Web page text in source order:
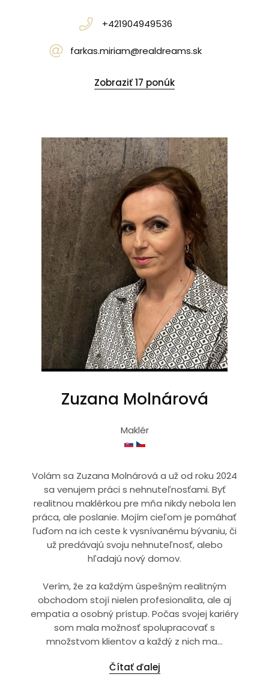
+421904949536
farkas.miriam@realdreams.sk
Zobraziť 17 ponúk
Zuzana Molnárová
Maklér
Volám sa Zuzana Molnárová a už od roku 2024
sa venujem práci s nehnuteľnosťami. Byť
realitnou maklérkou pre mňa nikdy nebola len
práca, ale poslanie. Mojím cieľom je pomáhať
ľuďom na ich ceste k vysnívanému bývaniu, či
už predávajú svoju nehnuteľnosť, alebo
hľadajú nový domov.
Verím, že za každým úspešným realitným
obchodom stojí nielen profesionalita, ale aj
empatia a osobný prístup. Počas svojej kariéry
som mala možnosť spolupracovať s
množstvom klientov a každý z nich ma...
Čítať ďalej